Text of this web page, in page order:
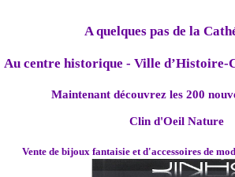
A quelques pas de la
Au centre historique - Ville d’Histoire-
Maintenant découvrez les 200
Clin d'Oeil Nature
Vente de bijoux fantaisie et d'accessoires de